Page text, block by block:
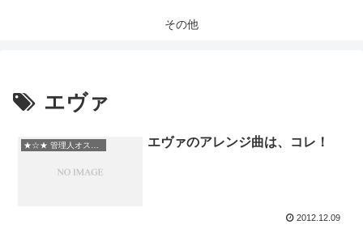
その他
エヴァ
エヴァのアレンジ曲は、コレ！
2012.12.09